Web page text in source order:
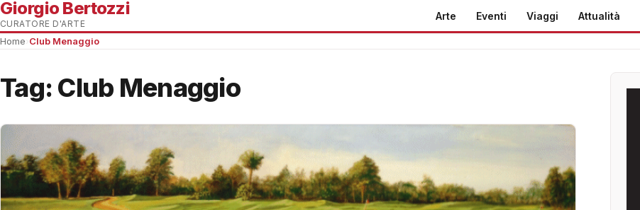
Giorgio Bertozzi
CURATORE D'ARTE
Arte Eventi Viaggi Attualità
Home Club Menaggio
Tag: Club Menaggio